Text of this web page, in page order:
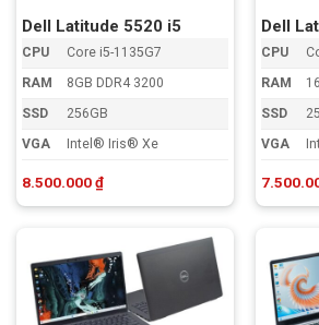
Dell Latitude 5520 i5
CPU
Core i5-1135G7
RAM
8GB DDR4 3200
SSD
256GB
VGA
Intel® Iris® Xe
8.500.000₫
Dell
CPU
RAM
SSD
VGA